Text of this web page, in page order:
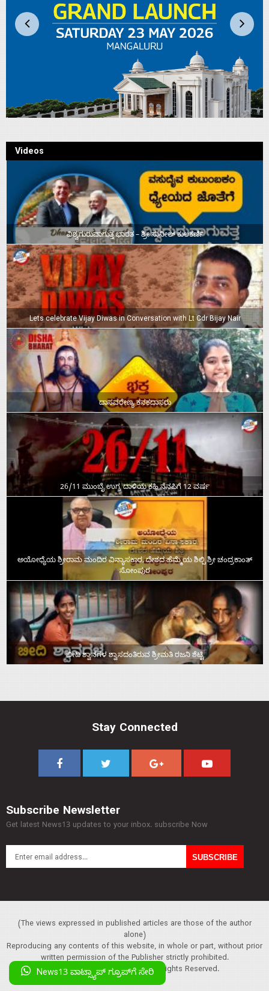
News13 ವಾಟ್ಸ್ಯಾಪ್‌ ಗ್ರೂಪ್‌ಗೆ ಸೇರಿ
Videos
ವಿಶ್ವಗುರುವಾಗುತ್ತ ಭಾರತ – ಶ್ರೀ ಸುನೀಲ್‌ ಕುಲಕರ್ಣಿ
Lets celebrate Vijay Diwas in Conversation with Lt Cdr Bijay Nair
ದಾಸವರೇಣ್ಯ ಕನಕದಾಸರು
26/11 ಮುಂಬೈ ಉಗ್ರ ದಾಳಿಯ ಕಹಿ ನೆನಪಿಗೆ 12 ವರ್ಷ
ಅಯೋಧ್ಯೆಯ ಶ್ರೀರಾಮ ಮಂದಿರ ವಿನ್ಯಾಸಕಾರ, ದೇಶದ ಹೆಮ್ಮೆಯ ಶಿಲ್ಪಿ ಶ್ರೀ ಚಂದ್ರಕಾಂತ್‌
ಸೋಂಪುರ
ಬೀದಿ ಶ್ವಾನಗಳ ಶ್ವಾಸದಂತಿರುವ ಶ್ರೀಮತಿ ರಜನಿ ಶೆಟ್ಟಿ
Stay Connected
Subscribe Newsletter
Get latest News13 updates to your inbox. subscribe Now
(The views expressed in published articles are those of the author
alone)
Reproducing any contents of this website, in whole or part, without prior
written permission of the Publisher strictly prohibited.
Copyright :© 2013 News13. All Rights Reserved.